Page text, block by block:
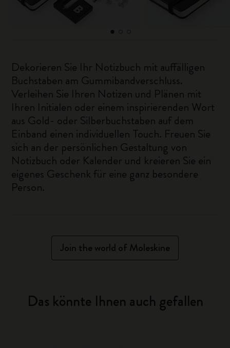
Dekorieren Sie Ihr Notizbuch mit auffälligen
Buchstaben am Gummibandverschluss.
Verleihen Sie Ihren Notizen und Plänen mit
Ihren Initialen oder einem inspirierenden Wort
aus Gold- oder Silberbuchstaben auf dem
Einband einen individuellen Touch. Freuen Sie
sich an der persönlichen Gestaltung von
Notizbuch oder Kalender und kreieren Sie ein
eigenes Geschenk für eine ganz besondere
Person.
Join the world of Moleskine
Das könnte Ihnen auch gefallen